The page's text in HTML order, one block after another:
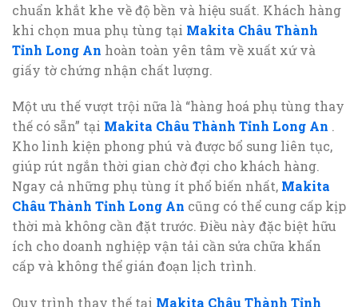
chuẩn khắt khe về độ bền và hiệu suất. Khách hàng
khi chọn mua phụ tùng tại Makita Châu Thành
Tỉnh Long An hoàn toàn yên tâm về xuất xứ và
giấy tờ chứng nhận chất lượng.
Một ưu thế vượt trội nữa là “hàng hoá phụ tùng thay
thế có sẵn” tại Makita Châu Thành Tỉnh Long An .
Kho linh kiện phong phú và được bổ sung liên tục,
giúp rút ngắn thời gian chờ đợi cho khách hàng.
Ngay cả những phụ tùng ít phổ biến nhất, Makita
Châu Thành Tỉnh Long An cũng có thể cung cấp kịp
thời mà không cần đặt trước. Điều này đặc biệt hữu
ích cho doanh nghiệp vận tải cần sửa chữa khẩn
cấp và không thể gián đoạn lịch trình.
Quy trình thay thế tại Makita Châu Thành Tỉnh